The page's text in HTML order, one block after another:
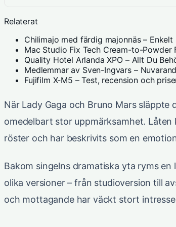
Relaterat
Chilimajo med färdig majonnäs –
Mac Studio Fix Tech Cream-to-Powder
Quality Hotel Arlanda XPO – Allt Du
Medlemmar av Sven-Ingvars –
Fujifilm X-M5 – Test, recension och
När Lady Gaga och Bruno Mars släppte
omedelbart stor uppmärksamhet.
röster och har beskrivits som en
Bakom singelns dramatiska yta ryms
olika versioner – från studioversion till
och mottagande har väckt stort